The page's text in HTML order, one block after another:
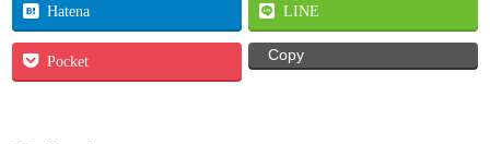
Hatena LINE
Pocket Copy